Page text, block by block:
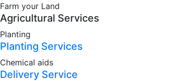
Farm your Land
Agricultural Services
Planting
Planting Services
Chemical aids
Delivery Service